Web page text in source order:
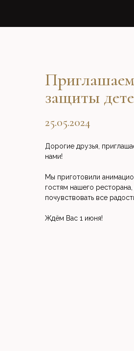
защиты
25.05.2024
Дорогие друзья,
нами!
Мы приготовили
гостям нашего
почувствовать все
Ждём Вас 1 июня!